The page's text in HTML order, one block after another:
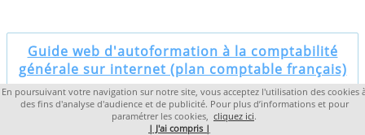
Guide web d'autoformation à la comptabilité
générale sur internet (plan comptable français)
Copyright 2019 lacompta.org
En poursuivant votre navigation sur notre site, vous acceptez l'utilisation des cookies
des fins d'analyse d'audience et de publicité. Pour plus d’informations et pour
paramétrer les cookies, cliquez ici.
| J'ai compris |